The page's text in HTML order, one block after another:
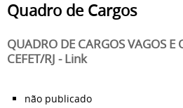
Quadro de Cargos
QUADRO DE CARGOS VAGOS E
CEFET/RJ - Link
não publicado